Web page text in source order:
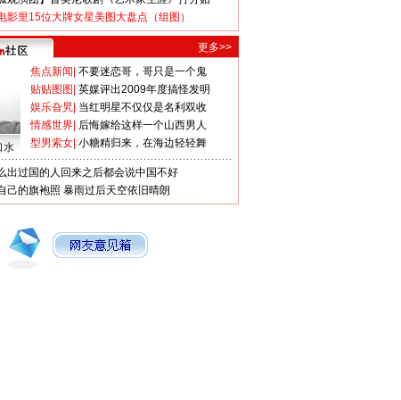
影里15位大牌女星美图大盘点（组图）
更多>>
水
焦点新闻 不要迷恋哥，哥只是一个鬼
贴贴图图 英媒评出2009年度搞怪发明
娱乐旮旯 当红明星不仅仅是名利双收
情感世界 后悔嫁给这样一个山西男人
型男索女 小糖精归来，在海边轻轻舞
出过国的人回来之后都会说中国不好
己的旗袍照 暴雨过后天空依旧晴朗